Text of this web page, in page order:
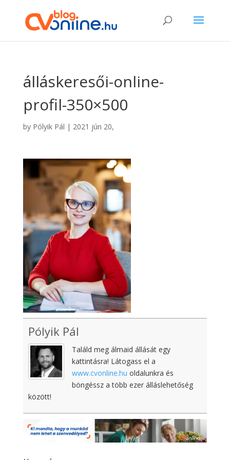
álláskeresői-online-
profil-350×500
by Pólyik Pál | 2021 jún 20,
Pólyik Pál
Találd meg álmaid állását egy
kattintásra! Látogass el a
www.cvonline.hu oldalunkra és
böngéssz a több ezer álláslehetőség
között!